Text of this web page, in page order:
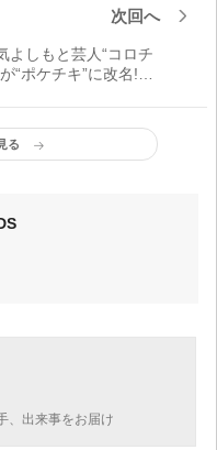
次回へ
よしもと芸人“コロチ
“ポケチキ”に改名!?
ャレンジリベンジ！
る
、出来事をお届け